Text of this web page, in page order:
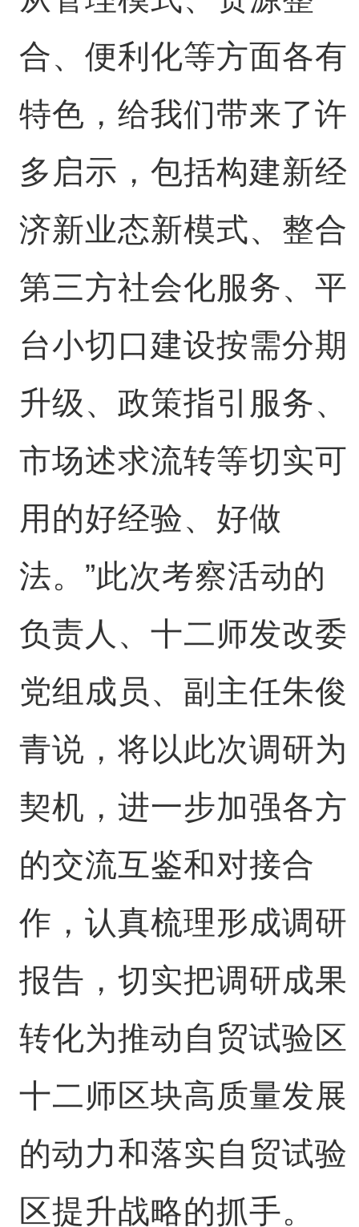
合、便利化等方面各有
特色，给我们带来了许
多启示，包括构建新经
济新业态新模式、整合
第三方社会化服务、平
台小切口建设按需分期
升级、政策指引服务、
市场述求流转等切实可
用的好经验、好做
法。”此次考察活动的
负责人、十二师发改委
党组成员、副主任朱俊
青说，将以此次调研为
契机，进一步加强各方
的交流互鉴和对接合
作，认真梳理形成调研
报告，切实把调研成果
转化为推动自贸试验区
十二师区块高质量发展
的动力和落实自贸试验
区提升战略的抓手。